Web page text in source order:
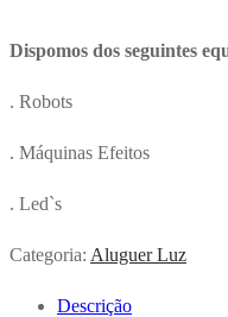
Dispomos dos seguintes
. Robots
. Máquinas Efeitos
. Led`s
Categoria: Aluguer Luz
Descrição